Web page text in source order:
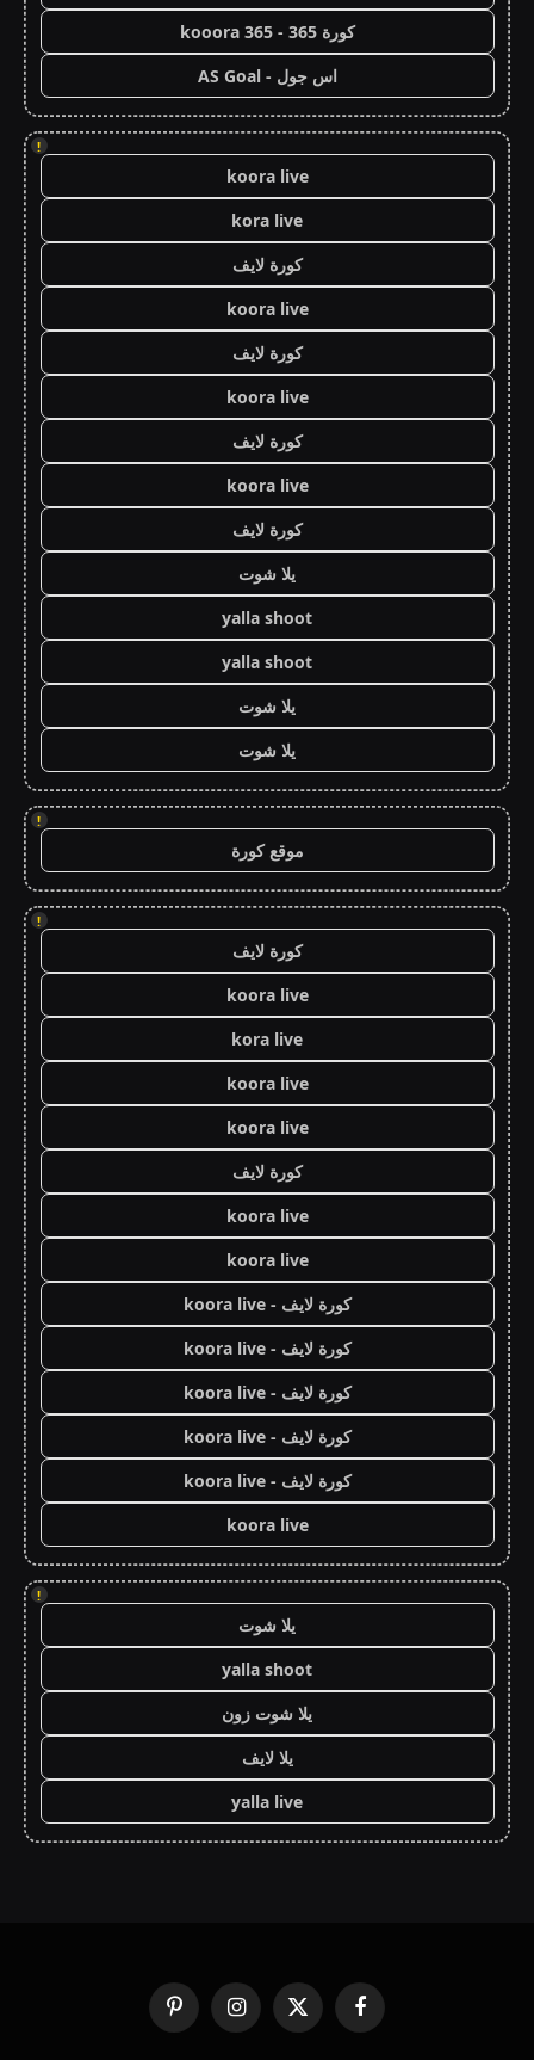
كورة 365 - kooora 365
اس جول - AS Goal
!
koora live
kora live
كورة لايف
koora live
كورة لايف
koora live
كورة لايف
koora live
كورة لايف
يلا شوت
yalla shoot
yalla shoot
يلا شوت
يلا شوت
!
موقع كورة
!
كورة لايف
koora live
kora live
koora live
koora live
كورة لايف
koora live
koora live
كورة لايف - koora live
كورة لايف - koora live
كورة لايف - koora live
كورة لايف - koora live
كورة لايف - koora live
koora live
!
يلا شوت
yalla shoot
يلا شوت زون
يلا لايف
yalla live
فيسبوك
X
(Twitter)
الانستغرامبينتيريست